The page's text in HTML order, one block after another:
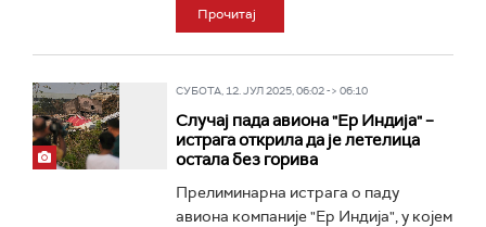
Прочитај
СУБОТА, 12. ЈУЛ 2025, 06:02 -> 06:10
Случај пада авиона "Ер Индија" –
истрага открила да је летелица
остала без горива
Прелиминарна истрага о паду
авиона компаније "Ер Индија", у којем